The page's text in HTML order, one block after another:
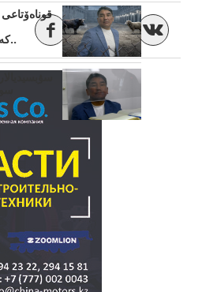
كەلە12نجىلعاۇقا مەس..